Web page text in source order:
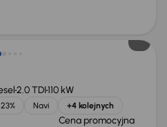
2.0 TDI110 kW
Navi +4 kolejnych
Cena promocyjna